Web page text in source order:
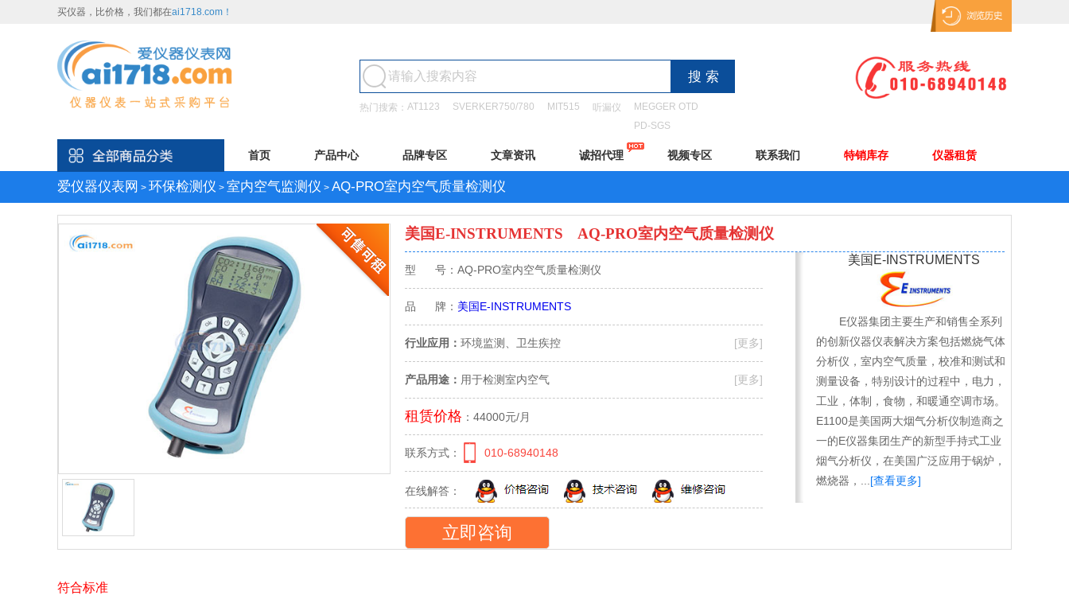
买仪器，比价格，我们都在ai1718.com！
热门搜索： AT1123 SVERKER750/780 MIT515 听漏仪
MEGGER OTD
PD-SGS
首页 产品中心 品牌专区 文章资讯 诚招代理 视频专区 联系我们 特销库存 仪器租赁
爱仪器仪表网 > 环保检测仪 > 室内空气监测仪 > AQ-PRO室内空气质量检测仪
美国E-INSTRUMENTS AQ-PRO室内空气质量检测仪
型 号：AQ-PRO室内空气质量检测仪
品 牌： 美国E-INSTRUMENTS
行业应用： 环境监测、卫生疾控 [更多]
产品用途： 用于检测室内空气 [更多]
租赁价格 ：44000元/月
联系方式： 010-68940148
在线解答：
立即咨询
美国E-INSTRUMENTS
E仪器集团主要生产和销售全系列
的创新仪器仪表解决方案包括燃烧气体
分析仪，室内空气质量，校准和测试和
测量设备，特别设计的过程中，电力，
工业，体制，食物，和暖通空调市场。
E1100是美国两大烟气分析仪制造商之
一的E仪器集团生产的新型手持式工业
烟气分析仪，在美国广泛应用于锅炉，
燃烧器，...[查看更多]
符合标准